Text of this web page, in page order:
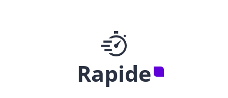
Rapide